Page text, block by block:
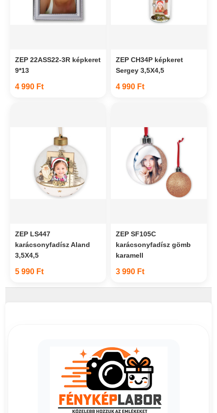
ZEP 22ASS22-3R képkeret
9*13
4 990 Ft
ZEP CH34P képkeret
Sergey 3,5X4,5
4 990 Ft
ZEP LS447
karácsonyfadísz Aland
3,5X4,5
5 990 Ft
ZEP SF105C
karácsonyfadísz gömb
karamell
3 990 Ft